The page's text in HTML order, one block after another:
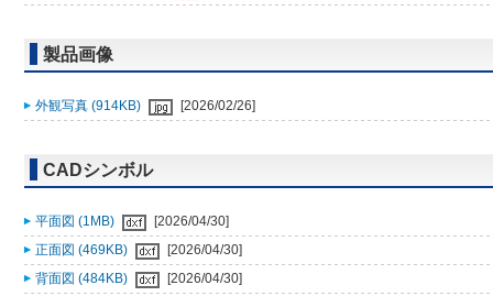
製品画像
外観写真 (914KB) [2026/02/26]
CADシンボル
平面図 (1MB)
[2026/04/30]
正面図 (469KB)
[2026/04/30]
背面図 (484KB)
[2026/04/30]